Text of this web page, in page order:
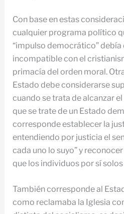
Con base en estas
cualquier programa político
“impulso democrático”
incompatible con el
primacía del orden moral.
Estado debe considerarse
cuando se trata de alcanzar
que se trate de un Estado
corresponde establecer la
entendiendo por justicia el
cada uno lo suyo” y
que los individuos por sí
También corresponde al
como reclamaba la Iglesia